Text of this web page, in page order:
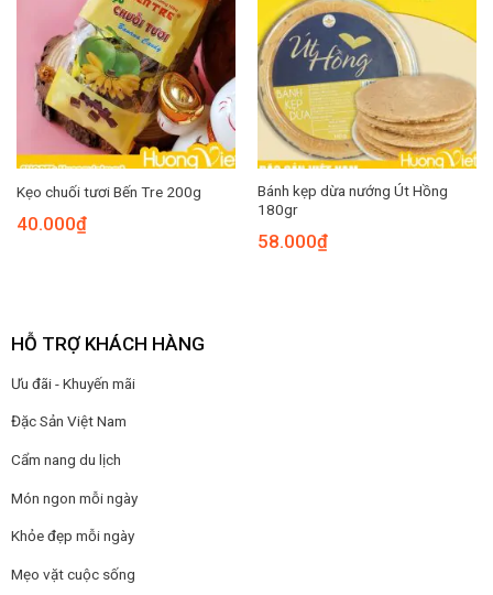
Kẹo chuối tươi Bến Tre 200g
40.000₫
Bánh kẹp dừa nướng Út Hồng
180gr
58.000₫
HỖ TRỢ KHÁCH HÀNG
Ưu đãi - Khuyến mãi
Đặc Sản Việt Nam
Cẩm nang du lịch
Món ngon mỗi ngày
Khỏe đẹp mỗi ngày
Mẹo vặt cuộc sống